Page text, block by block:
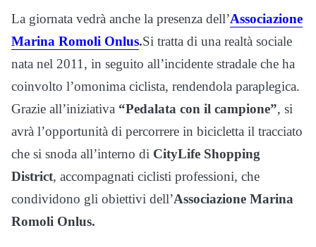
La giornata vedrà anche la presenza dell’Associazione
Marina Romoli Onlus.Si tratta di una realtà sociale
nata nel 2011, in seguito all’incidente stradale che ha
coinvolto l’omonima ciclista, rendendola paraplegica.
Grazie all’iniziativa “Pedalata con il campione”, si
avrà l’opportunità di percorrere in bicicletta il tracciato
che si snoda all’interno di CityLife Shopping
District, accompagnati ciclisti professioni, che
condividono gli obiettivi dell’Associazione Marina
Romoli Onlus.